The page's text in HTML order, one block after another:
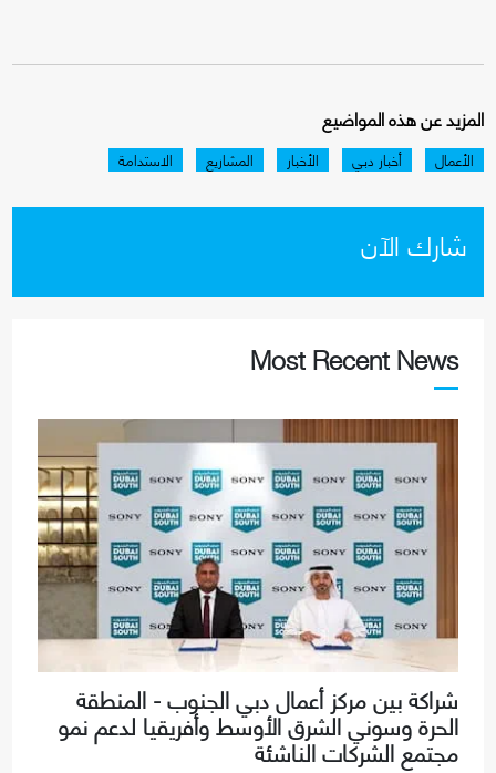
المزيد عن هذه المواضيع
الأعمال أخبار دبي الأخبار المشاريع الاستدامة
شارك الآن
Most Recent News
شراكة بين مركز أعمال دبي الجنوب - المنطقة
الحرة وسوني الشرق الأوسط وأفريقيا لدعم نمو
مجتمع الشركات الناشئة